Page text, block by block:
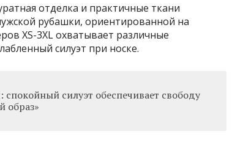
отделка и практичные ткани
рубашки, ориентированной на
XS-3XL охватывает различные
силуэт при носке.
спокойный силуэт обеспечивает свободу
образ»